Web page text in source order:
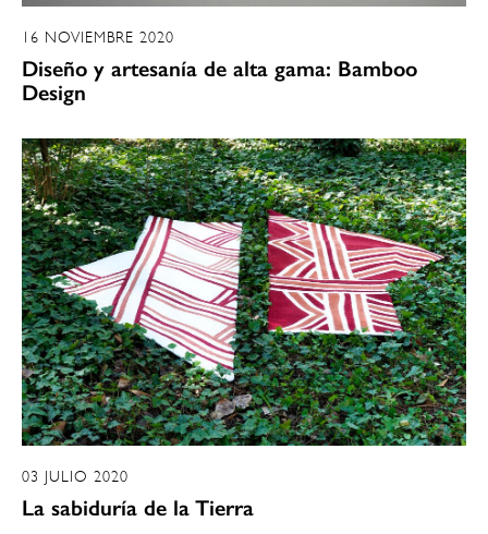
16 NOVIEMBRE 2020
Diseño y artesanía de alta gama: Bamboo
Design
03 JULIO 2020
La sabiduría de la Tierra